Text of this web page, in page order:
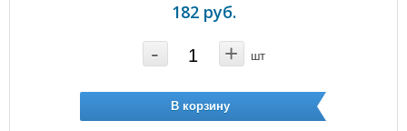
182 руб.
- + шт
В корзину